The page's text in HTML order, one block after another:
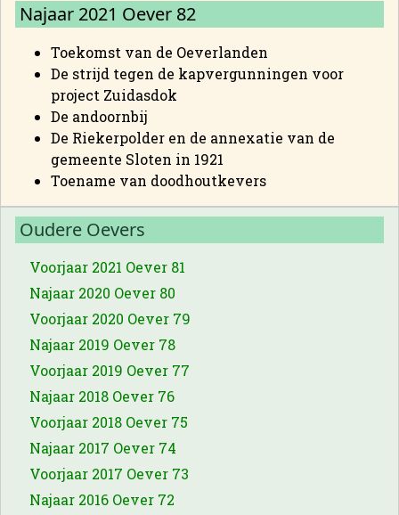
Najaar 2021 Oever 82
Toekomst van de Oeverlanden
De strijd tegen de kapvergunningen voor
project Zuidasdok
De andoornbij
De Riekerpolder en de annexatie van de
gemeente Sloten in 1921
Toename van doodhoutkevers
Oudere Oevers
Voorjaar 2021 Oever 81
Najaar 2020 Oever 80
Voorjaar 2020 Oever 79
Najaar 2019 Oever 78
Voorjaar 2019 Oever 77
Najaar 2018 Oever 76
Voorjaar 2018 Oever 75
Najaar 2017 Oever 74
Voorjaar 2017 Oever 73
Najaar 2016 Oever 72